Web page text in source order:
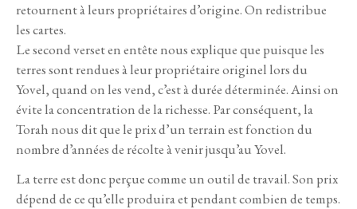
retournent à leurs propriétaires d’origine. On redistribue
les cartes.
Le second verset en entête nous explique que puisque les
terres sont rendues à leur propriétaire originel lors du
Yovel, quand on les vend, c’est à durée déterminée. Ainsi on
évite la concentration de la richesse. Par conséquent, la
Torah nous dit que le prix d’un terrain est fonction du
nombre d’années de récolte à venir jusqu’au Yovel.
La terre est donc perçue comme un outil de travail. Son prix
dépend de ce qu’elle produira et pendant combien de temps.